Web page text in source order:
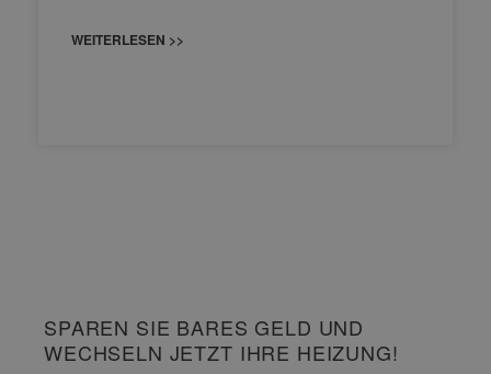
WEITERLESEN >>
SPAREN SIE BARES GELD UND
WECHSELN JETZT IHRE HEIZUNG!